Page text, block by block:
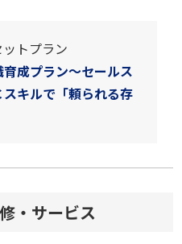
トプラン
成プラン～セールス
キルで「頼られる存
・サービス